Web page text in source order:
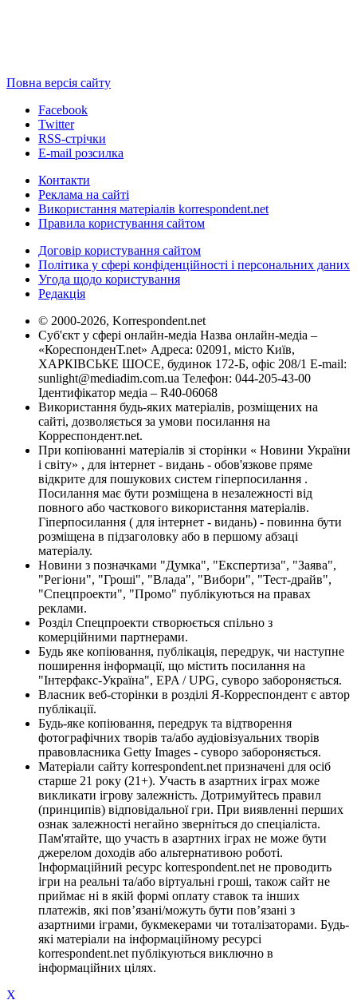
Повна версія сайту
Facebook
Twitter
RSS-стрічки
E-mail розсилка
Контакти
Реклама на сайті
Використання матеріалів korrespondent.net
Правила користування сайтом
Договір користування сайтом
Політика у сфері конфіденційності і персональних даних
Угода щодо користування
Редакція
© 2000-2026, Korrespondent.net
Суб'єкт у сфері онлайн-медіа Назва онлайн-медіа –
«КореспонденТ.net» Адреса: 02091, місто Київ,
ХАРКІВСЬКЕ ШОСЕ, будинок 172-Б, офіс 208/1 E-mail:
sunlight@mediadim.com.ua Телефон: 044-205-43-00
Ідентифікатор медіа – R40-06068
Використання будь-яких матеріалів, розміщених на
сайті, дозволяється за умови посилання на
Корреспондент.net.
При копіюванні матеріалів зі сторінки « Новини України
і світу» , для інтернет - видань - обов'язкове пряме
відкрите для пошукових систем гіперпосилання .
Посилання має бути розміщена в незалежності від
повного або часткового використання матеріалів.
Гіперпосилання ( для інтернет - видань) - повинна бути
розміщена в підзаголовку або в першому абзаці
матеріалу.
Новини з позначками "Думка", "Експертиза", "Заява",
"Регіони", "Гроші", "Влада", "Вибори", "Тест-драйв",
"Спецпроекти", "Промо" публікуються на правах
реклами.
Розділ Спецпроекти створюється спільно з
комерційними партнерами.
Будь яке копіювання, публікація, передрук, чи наступне
поширення інформації, що містить посилання на
"Інтерфакс-Україна", EPA / UPG, суворо забороняється.
Власник веб-сторінки в розділі Я-Корреспондент є автор
публікації.
Будь-яке копіювання, передрук та відтворення
фотографічних творів та/або аудіовізуальних творів
правовласника Getty Images - суворо забороняється.
Матеріали сайту korrespondent.net призначені для осіб
старше 21 року (21+). Участь в азартних іграх може
викликати ігрову залежність. Дотримуйтесь правил
(принципів) відповідальної гри. При виявленні перших
ознак залежності негайно зверніться до спеціаліста.
Пам'ятайте, що участь в азартних іграх не може бути
джерелом доходів або альтернативою роботі.
Інформаційний ресурс korrespondent.net не проводить
ігри на реальні та/або віртуальні гроші, також сайт не
приймає ні в якій формі оплату ставок та інших
платежів, які пов’язані/можуть бути пов’язані з
азартними іграми, букмекерами чи тоталізаторами. Будь-
які матеріали на інформаційному ресурсі
korrespondent.net публікуються виключно в
інформаційних цілях.
X